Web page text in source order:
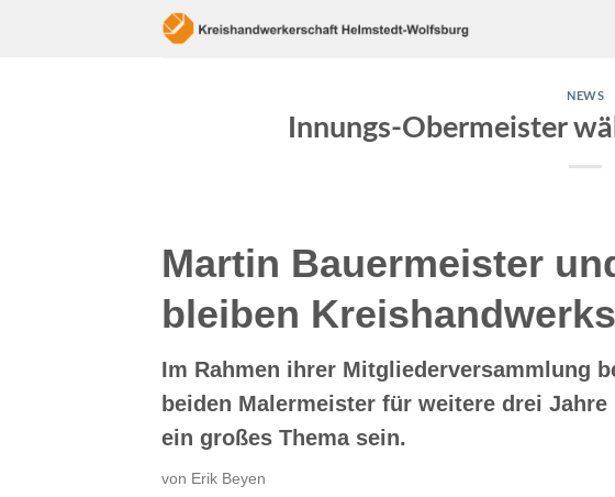
NEWS
Innungs-Obermeister
Martin Bauermeister
bleiben
Im Rahmen ihrer Mitgliederversammlung
beiden Malermeister für weitere drei
ein großes Thema sein.
von Erik Beyen